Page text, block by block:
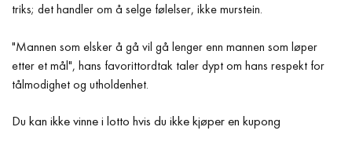
triks; det handler om å selge følelser, ikke murstein.
"Mannen som elsker å gå vil gå lenger enn mannen som løper
etter et mål", hans favorittordtak taler dypt om hans respekt for
tålmodighet og utholdenhet.
Du kan ikke vinne i lotto hvis du ikke kjøper en kupong